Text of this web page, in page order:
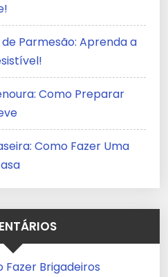
Parmesão: Aprenda a
Como Preparar
Como Fazer Uma
Fazer Brigadeiros